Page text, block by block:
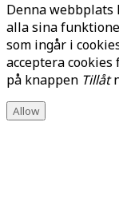
Denna
alla sina
som ingår i
acceptera
på knappen Tillåt
Allow